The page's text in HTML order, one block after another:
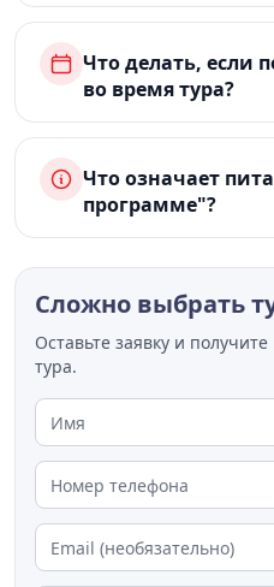
Что делать, если
во время тура?
Что означает
программе"?
Сложно выбрать
Оставьте заявку и
тура.